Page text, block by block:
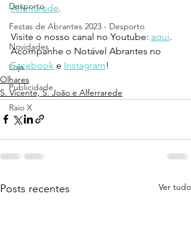
Desporto
Festas de Abrantes 2023 - Desporto
Novidades
Loja
Publicidade
Raio X
Alferrarede.
Visite o nosso canal no Youtube: aqui.
Acompanhe o Notável Abrantes no
Facebook e Instagram!
Olhares
S. Vicente, S. João e Alferrarede
Posts recentes Ver tudo